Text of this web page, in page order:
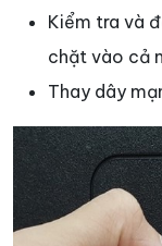
Kiểm tra và
chặt vào cả
Thay dây